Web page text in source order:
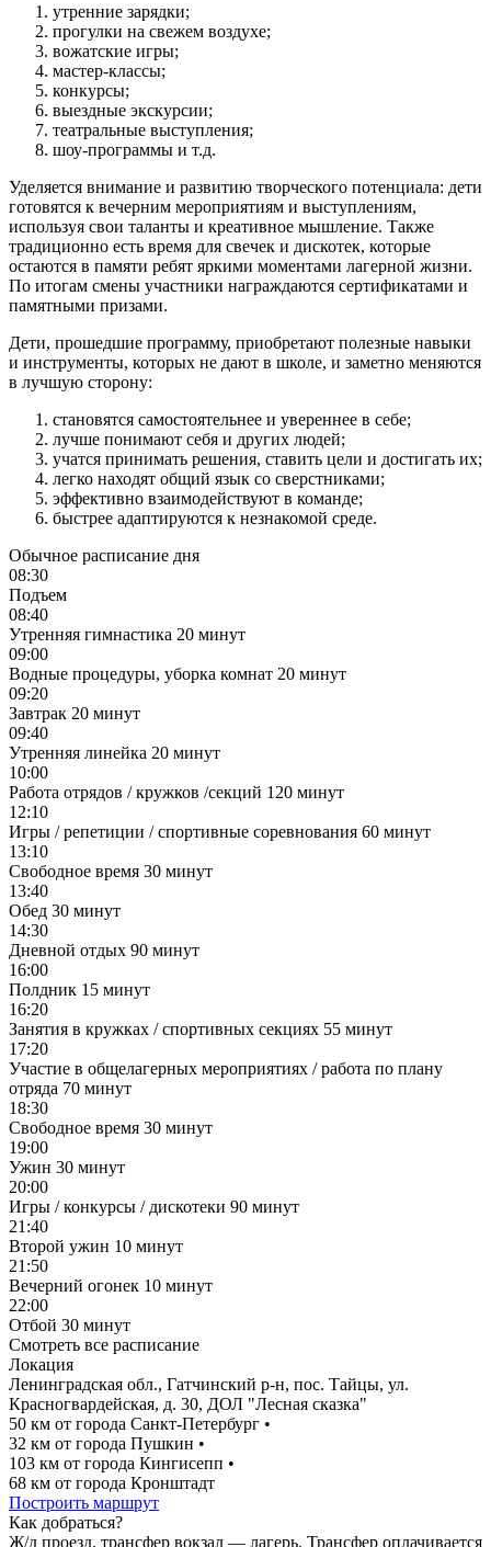
утренние зарядки;
прогулки на свежем воздухе;
вожатские игры;
мастер-классы;
конкурсы;
выездные экскурсии;
театральные выступления;
шоу-программы и т.д.
Уделяется внимание и развитию творческого потенциала: дети
готовятся к вечерним мероприятиям и выступлениям,
используя свои таланты и креативное мышление. Также
традиционно есть время для свечек и дискотек, которые
остаются в памяти ребят яркими моментами лагерной жизни.
По итогам смены участники награждаются сертификатами и
памятными призами.
Дети, прошедшие программу, приобретают полезные навыки
и инструменты, которых не дают в школе, и заметно меняются
в лучшую сторону:
становятся самостоятельнее и увереннее в себе;
лучше понимают себя и других людей;
учатся принимать решения, ставить цели и достигать их;
легко находят общий язык со сверстниками;
эффективно взаимодействуют в команде;
быстрее адаптируются к незнакомой среде.
Обычное расписание дня
08:30
Подъем
08:40
Утренняя гимнастика 20 минут
09:00
Водные процедуры, уборка комнат 20 минут
09:20
Завтрак 20 минут
09:40
Утренняя линейка 20 минут
10:00
Работа отрядов / кружков /секций 120 минут
12:10
Игры / репетиции / спортивные соревнования 60 минут
13:10
Свободное время 30 минут
13:40
Обед 30 минут
14:30
Дневной отдых 90 минут
16:00
Полдник 15 минут
16:20
Занятия в кружках / спортивных секциях 55 минут
17:20
Участие в общелагерных мероприятиях / работа по плану
отряда 70 минут
18:30
Свободное время 30 минут
19:00
Ужин 30 минут
20:00
Игры / конкурсы / дискотеки 90 минут
21:40
Второй ужин 10 минут
21:50
Вечерний огонек 10 минут
22:00
Отбой 30 минут
Смотреть все расписание
Локация
Ленинградская обл., Гатчинский р-н, пос. Тайцы, ул.
Красногвардейская, д. 30, ДОЛ "Лесная сказка"
50 км от города Санкт-Петербург •
32 км от города Пушкин •
103 км от города Кингисепп •
68 км от города Кронштадт
Построить маршрут
Как добраться?
Ж/д проезд, трансфер вокзал — лагерь. Трансфер оплачивается